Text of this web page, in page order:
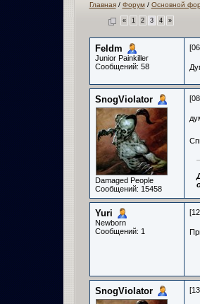
Главная/ Форум/ Основной
« 1 2 3 4 »
Feldm
Junior Painkiller
Сообщений: 58
SnogViolator
Damaged People
Сообщений: 15458
Yuri
Newborn
Сообщений: 1
SnogViolator